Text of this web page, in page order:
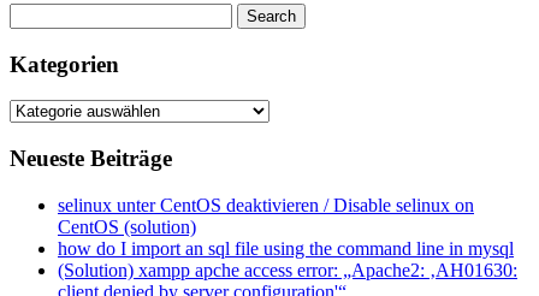
Kategorien
Kategorien
Neueste Beiträge
selinux unter CentOS deaktivieren / Disable selinux on
CentOS (solution)
how do I import an sql file using the command line in mysql
(Solution) xampp apche access error: „Apache2: ‚AH01630:
client denied by server configuration'“